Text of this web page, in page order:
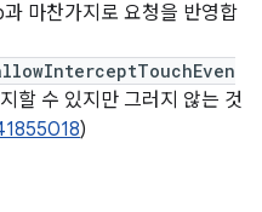
마찬가지로 요청을 반영합
할 수 있지만 그러지 않는 것
)